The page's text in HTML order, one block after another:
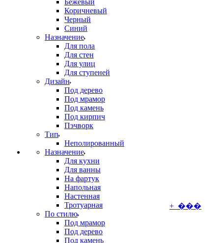
Бежевый
Коричневый
Черный
Синий
Назначение
Для пола
Для стен
Для улиц
Для ступеней
Дизайн
Под дерево
Под мрамор
Под камень
Под кирпич
Пэчворк
Тип
Неполированный
Назначение
Для кухни
Для ванны
На фартук
Напольная
Настенная
Тротуарная
По стилю
Под мрамор
Под дерево
Под камень
+ ���